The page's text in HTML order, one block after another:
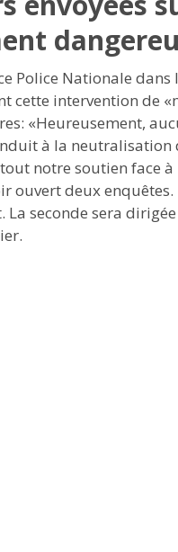
Police Nationale
cette intervention de
«Heureusement,
à la neutralisation
notre soutien face
ouvert deux
seconde sera